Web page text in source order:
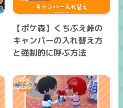
【ポケ森】くちぶえ峠の
キャンパーの入れ替え方
と強制的に呼ぶ方法